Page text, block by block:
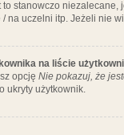
stanowczo
uczelni itp. Jeżeli nie
na liście
opcję Nie pokazuj, że
ukryty użytkownik.